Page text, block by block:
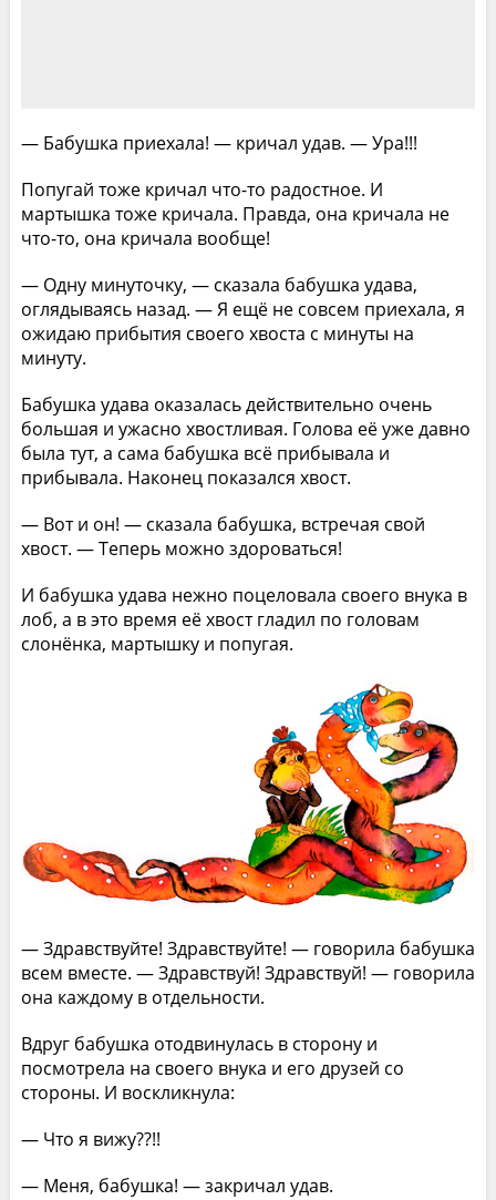
— Бабушка приехала! — кричал удав. — Ура!!!
Попугай тоже кричал что-то радостное. И
мартышка тоже кричала. Правда, она кричала не
что-то, она кричала вообще!
— Одну минуточку, — сказала бабушка удава,
оглядываясь назад. — Я ещё не совсем приехала, я
ожидаю прибытия своего хвоста с минуты на
минуту.
Бабушка удава оказалась действительно очень
большая и ужасно хвостливая. Голова её уже давно
была тут, а сама бабушка всё прибывала и
прибывала. Наконец показался хвост.
— Вот и он! — сказала бабушка, встречая свой
хвост. — Теперь можно здороваться!
И бабушка удава нежно поцеловала своего внука в
лоб, а в это время её хвост гладил по головам
слонёнка, мартышку и попугая.
— Здравствуйте! Здравствуйте! — говорила бабушка
всем вместе. — Здравствуй! Здравствуй! — говорила
она каждому в отдельности.
Вдруг бабушка отодвинулась в сторону и
посмотрела на своего внука и его друзей со
стороны. И воскликнула:
— Что я вижу??!!
— Меня, бабушка! — закричал удав.